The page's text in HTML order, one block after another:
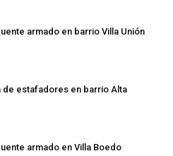
armado en barrio Villa Unión
de estafadores en barrio Alta
armado en Villa Boedo